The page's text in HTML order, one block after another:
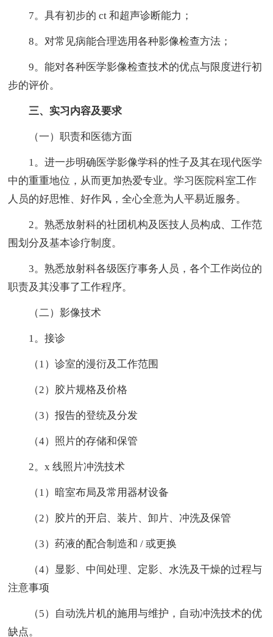
7。具有初步的 ct 和超声诊断能力；
8。对常见病能合理选用各种影像检查方法；
9。能对各种医学影像检查技术的优点与限度进行初
步的评价。
三、实习内容及要求
（一）职责和医德方面
1。进一步明确医学影像学科的性子及其在现代医学
中的重重地位，从而更加热爱专业。学习医院科室工作
人员的好思惟、好作风，全心全意为人平易近服务。
2。熟悉放射科的社团机构及医技人员构成、工作范
围划分及基本诊疗制度。
3。熟悉放射科各级医疗事务人员，各个工作岗位的
职责及其没事了工作程序。
（二）影像技术
1。接诊
（1）诊室的漫衍及工作范围
（2）胶片规格及价格
（3）报告的登统及分发
（4）照片的存储和保管
2。x 线照片冲洗技术
（1）暗室布局及常用器材设备
（2）胶片的开启、装片、卸片、冲洗及保管
（3）药液的配合制造和 / 或更换
（4）显影、中间处理、定影、水洗及干燥的过程与
注意事项
（5）自动洗片机的施用与维护，自动冲洗技术的优
缺点。